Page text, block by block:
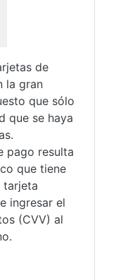
de
la gran
que sólo
que se haya
pago resulta
que tiene
tarjeta
ingresar el
(CVV) al